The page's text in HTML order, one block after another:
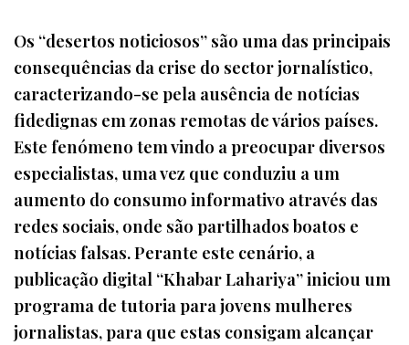
Os “desertos noticiosos” são uma das principais
consequências da crise do sector jornalístico,
caracterizando-se pela ausência de notícias
fidedignas em zonas remotas de vários países.
Este fenómeno tem vindo a preocupar diversos
especialistas, uma vez que conduziu a um
aumento do consumo informativo através das
redes sociais, onde são partilhados boatos e
notícias falsas. Perante este cenário, a
publicação digital “Khabar Lahariya” iniciou um
programa de tutoria para jovens mulheres
jornalistas, para que estas consigam alcançar